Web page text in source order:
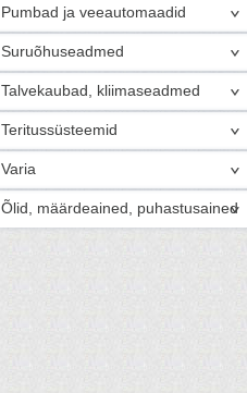
Pumbad ja veeautomaadid
Suruõhuseadmed
Talvekaubad, kliimaseadmed
Teritussüsteemid
Varia
Õlid, määrdeained, puhastusained